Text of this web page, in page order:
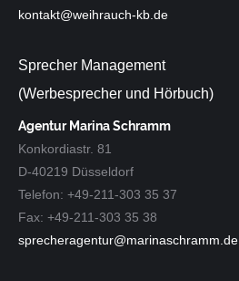
kontakt@weihrauch-kb.de
Sprecher Management
(Werbesprecher und Hörbuch)
Agentur Marina Schramm
Konkordiastr. 81
D-40219 Düsseldorf
Telefon: +49-211-303 35 37
Fax: +49-211-303 35 38
sprecheragentur@marinaschramm.de